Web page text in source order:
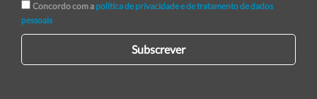
Concordo com a política de privacidade e de tratamento de dados
pessoais
Subscrever